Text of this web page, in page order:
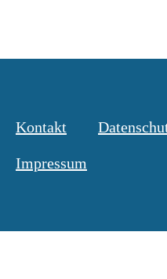
Kontakt
Impressum